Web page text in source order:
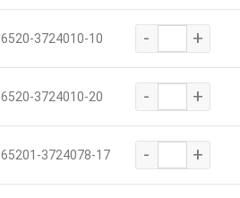
6520-3724010-10 - +
6520-3724010-20 - +
65201-3724078-17 - +